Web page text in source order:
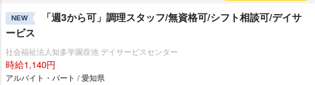
NEW
「週3から可」調理スタッフ/無資格可/シフト相談可/デイサ
ービス
社会福祉法人知多学園葭池 デイサービスセンター
時給1,140円
アルバイト・パート / 愛知県